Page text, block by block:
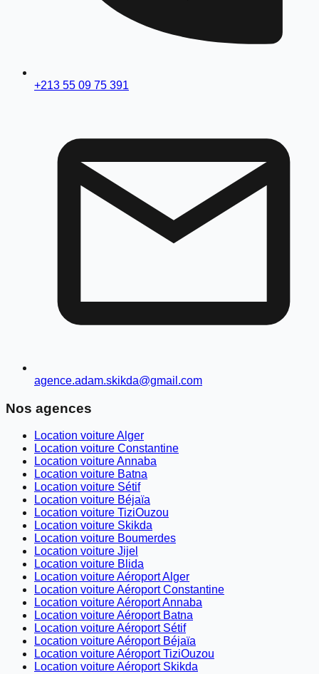
+213 55 09 75 391
agence.adam.skikda@gmail.com
Nos agences
Location voiture Alger
Location voiture Constantine
Location voiture Annaba
Location voiture Batna
Location voiture Sétif
Location voiture Béjaïa
Location voiture TiziOuzou
Location voiture Skikda
Location voiture Boumerdes
Location voiture Jijel
Location voiture Blida
Location voiture Aéroport Alger
Location voiture Aéroport Constantine
Location voiture Aéroport Annaba
Location voiture Aéroport Batna
Location voiture Aéroport Sétif
Location voiture Aéroport Béjaïa
Location voiture Aéroport TiziOuzou
Location voiture Aéroport Skikda